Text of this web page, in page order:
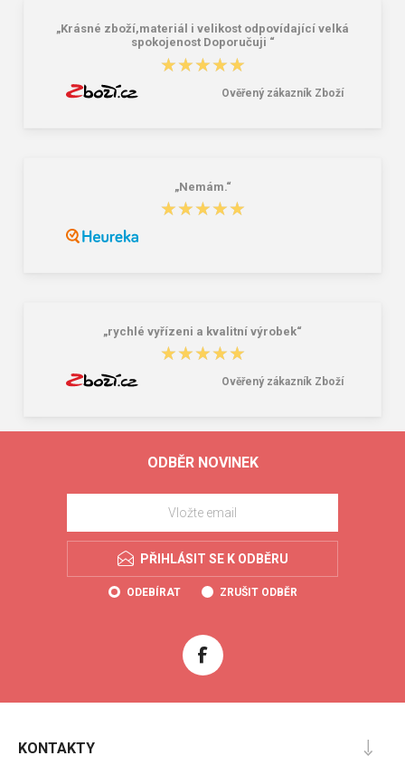
„Krásné zboží,materiál i velikost odpovídající velká
spokojenost Doporučuji “
★★★★★
★★★★★
Ověřený zákazník Zboží
„Nemám.“
★★★★★
★★★★★
„rychlé vyřízeni a kvalitní výrobek“
★★★★★
★★★★★
Ověřený zákazník Zboží
ODBĚR NOVINEK
PŘIHLÁSIT SE K ODBĚRU
ODEBÍRAT ZRUŠIT ODBĚR
KONTAKTY